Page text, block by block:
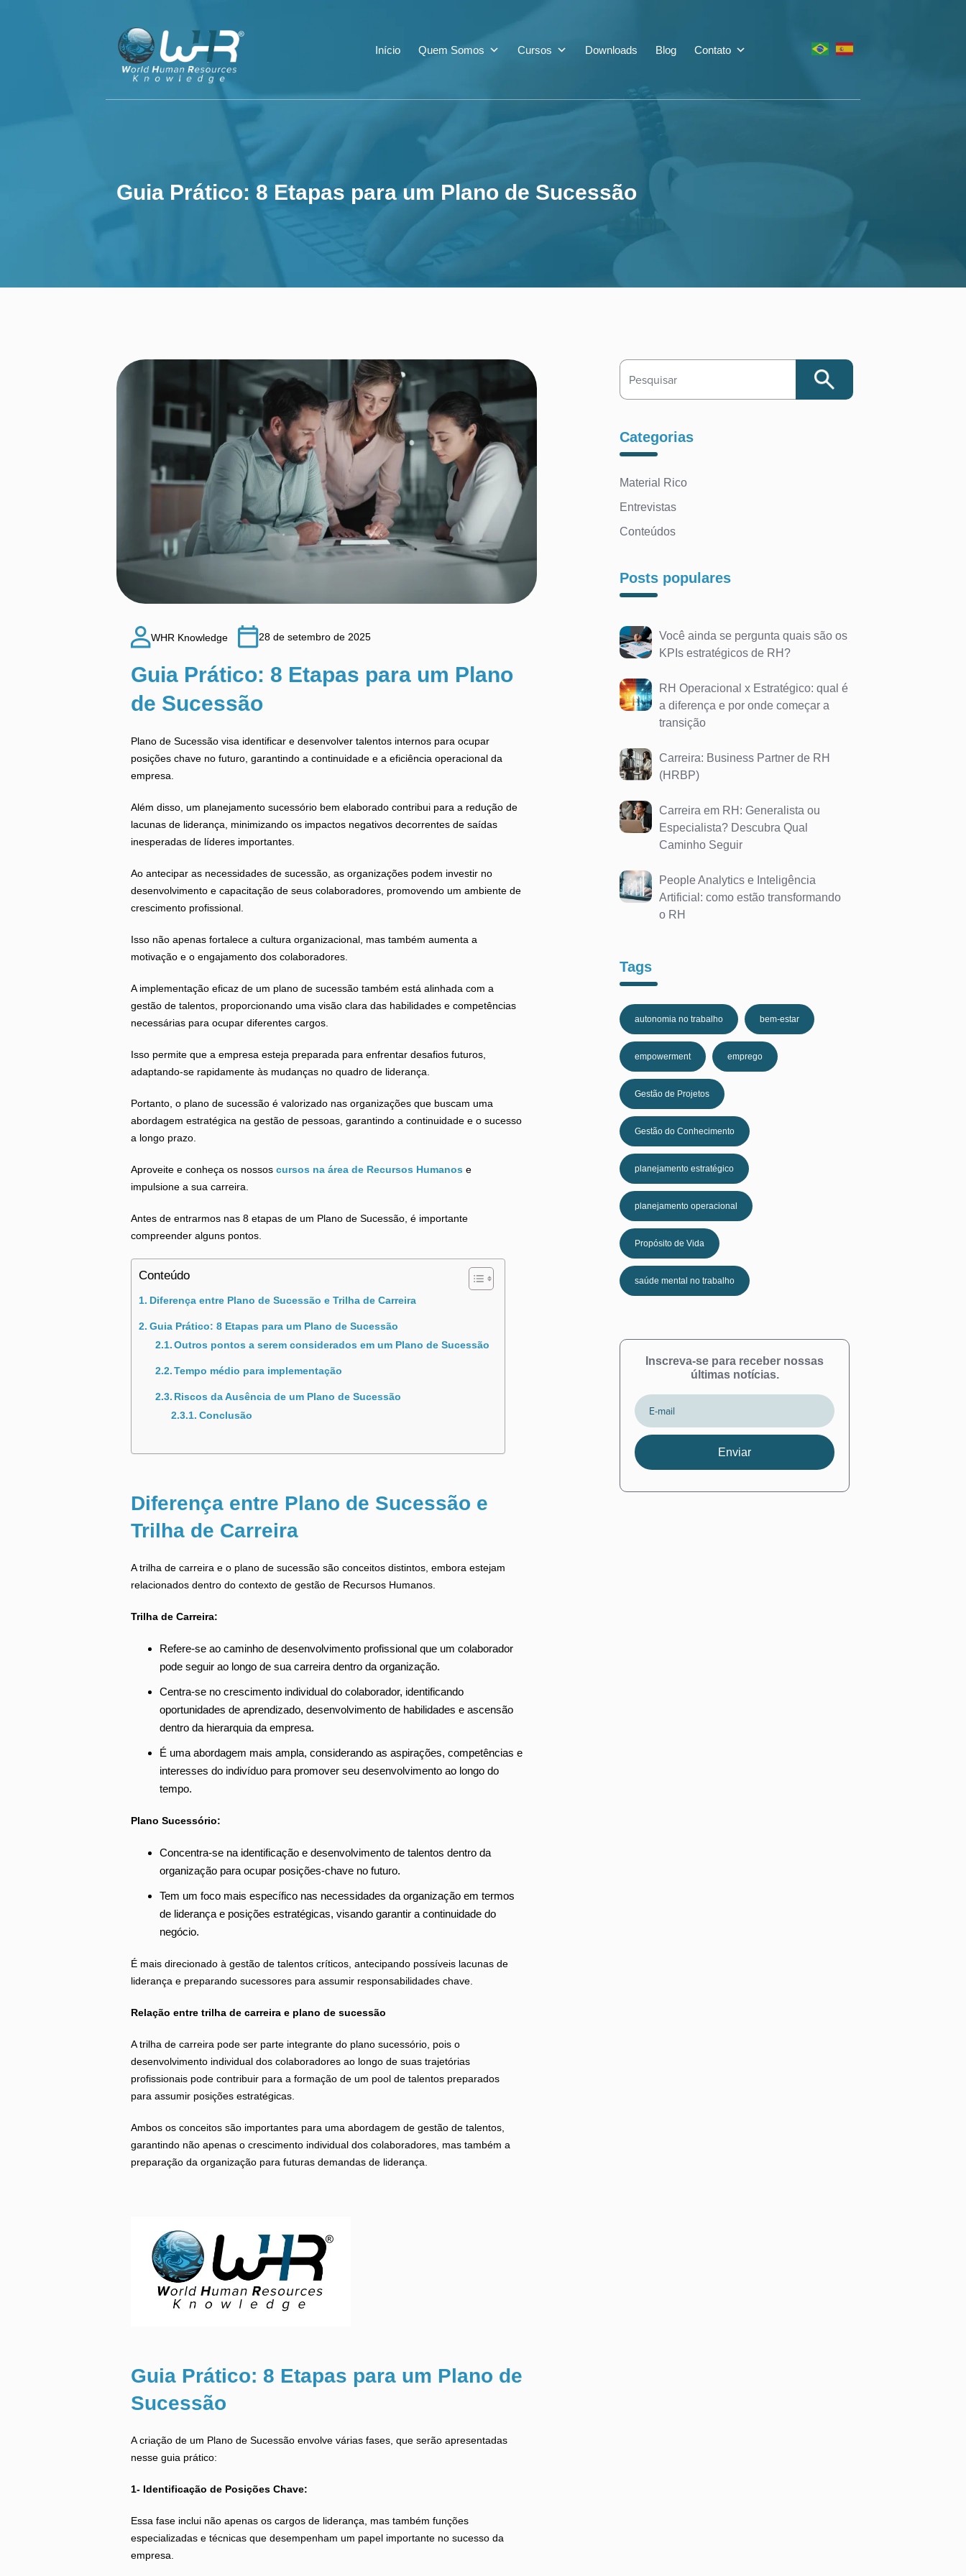
Início Quem Somos Cursos Downloads Blog Contato
Guia Prático: 8 Etapas para um Plano de Sucessão
Guia Prático: 8 Etapas para um Plano de Sucessão
WHR Knowledge 28 de setembro de 2025
Guia Prático: 8 Etapas para um Plano
de Sucessão
Plano de Sucessão visa identificar e desenvolver talentos internos para ocupar
posições chave no futuro, garantindo a continuidade e a eficiência operacional da
empresa.
Além disso, um planejamento sucessório bem elaborado contribui para a redução de
lacunas de liderança, minimizando os impactos negativos decorrentes de saídas
inesperadas de líderes importantes.
Ao antecipar as necessidades de sucessão, as organizações podem investir no
desenvolvimento e capacitação de seus colaboradores, promovendo um ambiente de
crescimento profissional.
Isso não apenas fortalece a cultura organizacional, mas também aumenta a
motivação e o engajamento dos colaboradores.
A implementação eficaz de um plano de sucessão também está alinhada com a
gestão de talentos, proporcionando uma visão clara das habilidades e competências
necessárias para ocupar diferentes cargos.
Isso permite que a empresa esteja preparada para enfrentar desafios futuros,
adaptando-se rapidamente às mudanças no quadro de liderança.
Portanto, o plano de sucessão é valorizado nas organizações que buscam uma
abordagem estratégica na gestão de pessoas, garantindo a continuidade e o sucesso
a longo prazo.
Aproveite e conheça os nossos cursos na área de Recursos Humanos e
impulsione a sua carreira.
Antes de entrarmos nas 8 etapas de um Plano de Sucessão, é importante
compreender alguns pontos.
Conteúdo
Diferença entre Plano de Sucessão e Trilha de Carreira
Guia Prático: 8 Etapas para um Plano de Sucessão
Outros pontos a serem considerados em um Plano de Sucessão
Tempo médio para implementação
Riscos da Ausência de um Plano de Sucessão
Conclusão
Diferença entre Plano de Sucessão e
Trilha de Carreira
A trilha de carreira e o plano de sucessão são conceitos distintos, embora estejam
relacionados dentro do contexto de gestão de Recursos Humanos.
Trilha de Carreira:
Refere-se ao caminho de desenvolvimento profissional que um colaborador
pode seguir ao longo de sua carreira dentro da organização.
Centra-se no crescimento individual do colaborador, identificando
oportunidades de aprendizado, desenvolvimento de habilidades e ascensão
dentro da hierarquia da empresa.
É uma abordagem mais ampla, considerando as aspirações, competências e
interesses do indivíduo para promover seu desenvolvimento ao longo do
tempo.
Plano Sucessório:
Concentra-se na identificação e desenvolvimento de talentos dentro da
organização para ocupar posições-chave no futuro.
Tem um foco mais específico nas necessidades da organização em termos
de liderança e posições estratégicas, visando garantir a continuidade do
negócio.
É mais direcionado à gestão de talentos críticos, antecipando possíveis lacunas de
liderança e preparando sucessores para assumir responsabilidades chave.
Relação entre trilha de carreira e plano de sucessão
A trilha de carreira pode ser parte integrante do plano sucessório, pois o
desenvolvimento individual dos colaboradores ao longo de suas trajetórias
profissionais pode contribuir para a formação de um pool de talentos preparados
para assumir posições estratégicas.
Ambos os conceitos são importantes para uma abordagem de gestão de talentos,
garantindo não apenas o crescimento individual dos colaboradores, mas também a
preparação da organização para futuras demandas de liderança.
Guia Prático: 8 Etapas para um Plano de
Sucessão
A criação de um Plano de Sucessão envolve várias fases, que serão apresentadas
nesse guia prático:
1- Identificação de Posições Chave:
Essa fase inclui não apenas os cargos de liderança, mas também funções
especializadas e técnicas que desempenham um papel importante no sucesso da
empresa.
Search
Categorias
Material Rico
Entrevistas
Conteúdos
Posts populares
Você ainda se pergunta quais são os
KPIs estratégicos de RH?
RH Operacional x Estratégico: qual é
a diferença e por onde começar a
transição
Carreira: Business Partner de RH
(HRBP)
Carreira em RH: Generalista ou
Especialista? Descubra Qual
Caminho Seguir
People Analytics e Inteligência
Artificial: como estão transformando
o RH
Tags
autonomia no trabalho bem-estar
empowerment emprego
Gestão de Projetos
Gestão do Conhecimento
planejamento estratégico
planejamento operacional
Propósito de Vida
saúde mental no trabalho
Inscreva-se para receber nossas
últimas notícias.